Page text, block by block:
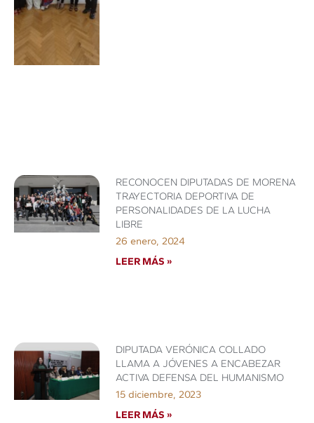
RECONOCEN DIPUTADAS DE MORENA
TRAYECTORIA DEPORTIVA DE
PERSONALIDADES DE LA LUCHA
LIBRE
26 enero, 2024
LEER MÁS »
DIPUTADA VERÓNICA COLLADO
LLAMA A JÓVENES A ENCABEZAR
ACTIVA DEFENSA DEL HUMANISMO
15 diciembre, 2023
LEER MÁS »